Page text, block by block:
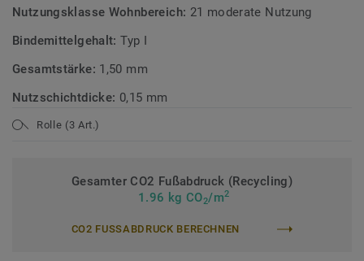
Nutzungsklasse Wohnbereich: 21 moderate Nutzung
Bindemittelgehalt:Typ I
Gesamtstärke: 1,50 mm
Nutzschichtdicke: 0,15 mm
Rolle (3 Art.)
Gesamter CO2 Fußabdruck (Recycling)
1.96 kg CO2/m2
CO2 FUSSABDRUCK BERECHNEN